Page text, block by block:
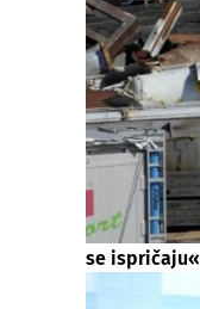
se ispričaju«